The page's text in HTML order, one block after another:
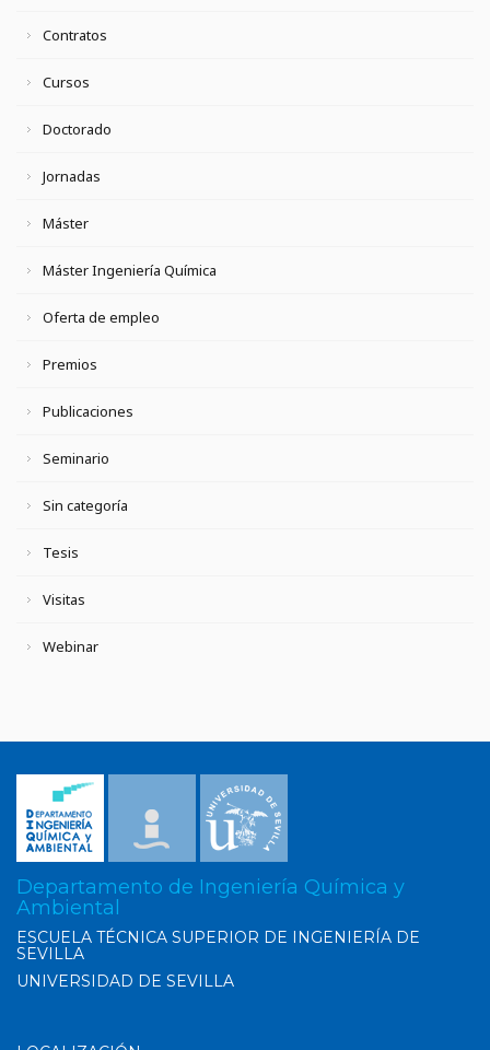
Contratos
Cursos
Doctorado
Jornadas
Máster
Máster Ingeniería Química
Oferta de empleo
Premios
Publicaciones
Seminario
Sin categoría
Tesis
Visitas
Webinar
Departamento de Ingeniería Química y
Ambiental
ESCUELA TÉCNICA SUPERIOR DE INGENIERÍA DE
SEVILLA
UNIVERSIDAD DE SEVILLA